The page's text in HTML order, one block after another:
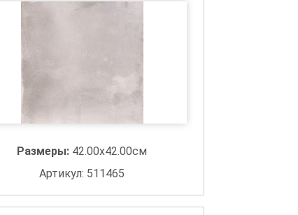
Размеры: 42.00x42.00см
Артикул: 511465